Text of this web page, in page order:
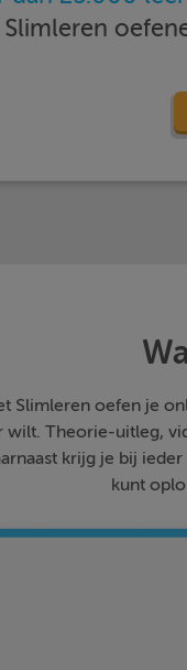
Slimleren
Slimleren oefen je
wilt. Theorie-uitleg,
krijg je bij
kunt